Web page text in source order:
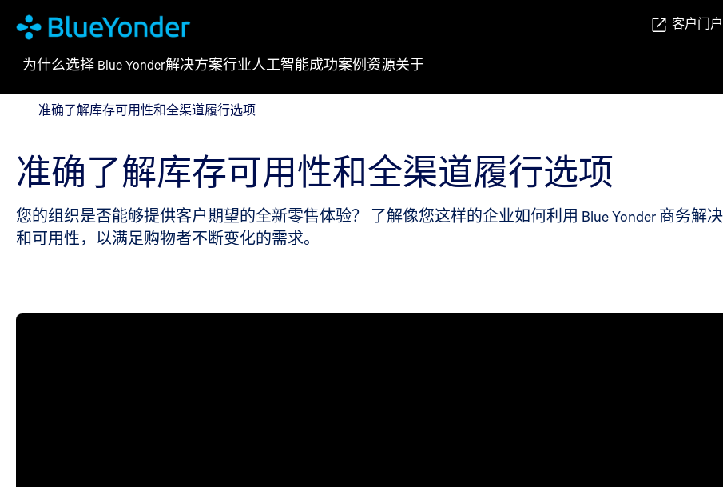
准确了解库存可用性和全渠道履行选项
客户门
为什么选择 Blue Yonder解决方案行业人工智能成功案例 资源关于
准确了解库存可用性和全渠道履行选项
准确了解库存可用性和全渠道履行选项
您的组织是否能够提供客户期望的全新零售体验？ 了解像您这样的企业如何利用 Blue Yonder 商务
和可用性，以满足购物者不断变化的需求。